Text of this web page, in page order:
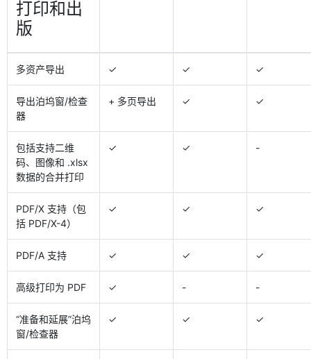
打印和出
版
多资产导出 ✓ ✓ ✓
导出泊坞窗/检查
器
+ 多页导出 ✓ ✓
包括支持二维
码、图像和 .xlsx
数据的合并打印
✓ ✓ -
PDF/X 支持（包
括 PDF/X-4）
✓ ✓ ✓
PDF/A 支持 ✓ ✓ ✓
高级打印为 PDF ✓ - -
“准备和延展”泊坞
窗/检查器
✓ ✓ ✓